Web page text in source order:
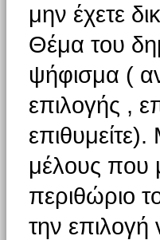
μην έχετε
Θέμα του
ψήφισμα (
επιλογής ,
μέλους που
περιθώριο
την επιλογή